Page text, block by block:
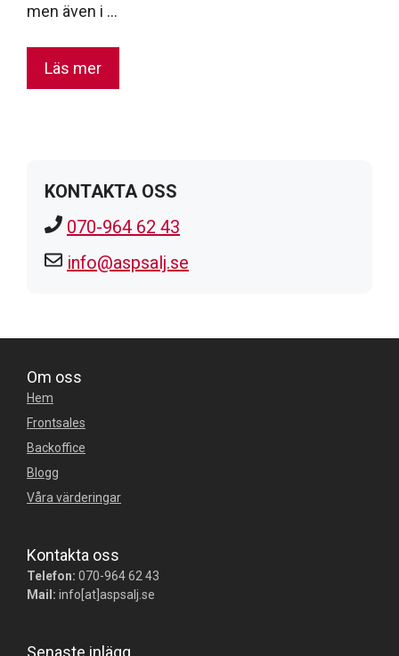
men även i …
Läs mer
KONTAKTA OSS
070-964 62 43
info@aspsalj.se
Om oss
Hem
Frontsales
Backoffice
Blogg
Våra värderingar
Kontakta oss
Telefon: 070-964 62 43
Mail: info[at]aspsalj.se
Senaste inlägg